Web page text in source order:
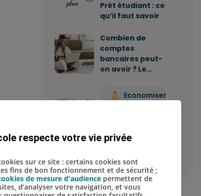
Prêt étudiant : ce
qu’il faut savoir
Combien de
comptes
bancaires peut-
on avoir ? Le…
Economiser
stratégie
d'épargne ?
respecte votre vie privée
sur ce site : certains cookies sont
fins de bon fonctionnement et de sécurité ;
de mesure d'audience permettent de
d’analyser votre navigation, et vous